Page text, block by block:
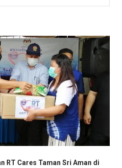
RT Cares Taman Sri Aman di